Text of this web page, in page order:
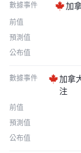
數據事件 加
前值
預測值
公布值
數據事件
加拿
注
前值
預測值
公布值